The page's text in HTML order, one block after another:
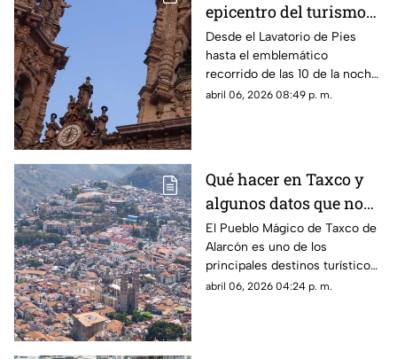
epicentro del turismo
religioso en Guerrero
Desde el Lavatorio de Pies
hasta el emblemático
recorrido de las 10 de la noche,
el Pueblo Mágico se convierte
abril 06, 2026 08:49 p. m.
Qué hacer en Taxco y
algunos datos que no
sabías de esta joya
colonial
El Pueblo Mágico de Taxco de
Alarcón es uno de los
principales destinos turísticos
de Guerrero, en donde se
abril 06, 2026 04:24 p. m.